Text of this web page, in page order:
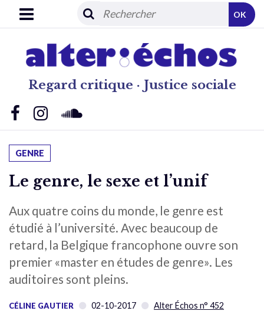
Regard critique · Justice sociale
OK
GENRE
Le genre, le sexe et l’unif
Aux quatre coins du monde, le genre est
étudié à l’université. Avec beaucoup de
retard, la Belgique francophone ouvre son
premier «master en études de genre». Les
auditoires sont pleins.
CÉLINE GAUTIER 02-10-2017 Alter Échos n° 452